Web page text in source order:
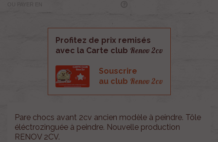
OU PAYER EN
Profitez de prix remisés
avec la Carte club Renov 2cv
Souscrire
au club Renov 2cv
Pare chocs avant 2cv ancien modèle à peindre. Tôle
éléctrozinguée à peindre. Nouvelle production
RENOV 2CV.